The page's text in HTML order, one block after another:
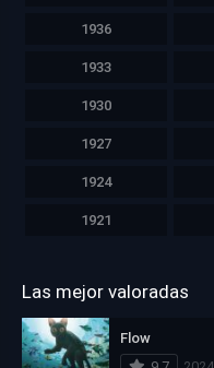
1936
1933
1930
1927
1924
1921
Las mejor valoradas
Flow